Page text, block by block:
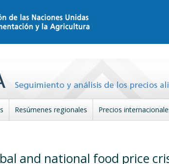
Resúmenes regionales Precios
and national food price